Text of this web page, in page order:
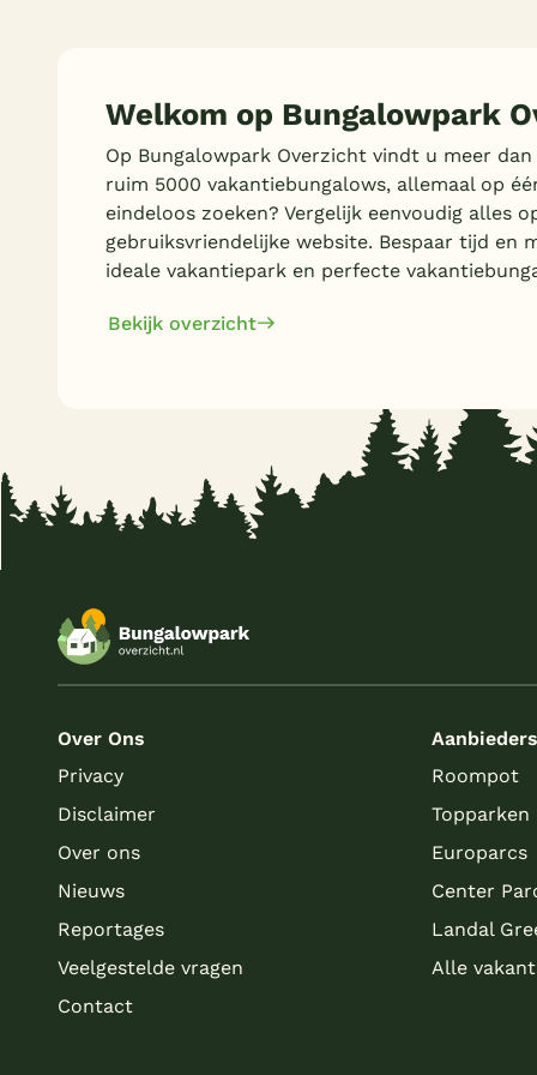
Welkom op Bungalowpark
Op Bungalowpark Overzicht vindt u meer
ruim 5000 vakantiebungalows, allemaal op
eindeloos zoeken? Vergelijk eenvoudig alles
gebruiksvriendelijke website. Bespaar tijd en
ideale vakantiepark en perfecte
Bekijk overzicht
Over Ons
Privacy
Disclaimer
Over ons
Nieuws
Reportages
Veelgestelde vragen
Contact
Aanbieders
Roompot
Topparken
Europarcs
Center
Landal
Alle